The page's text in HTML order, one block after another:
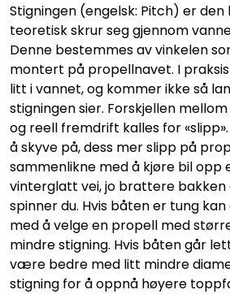
Stigningen (engelsk: Pitch) er
teoretisk skrur seg gjennom
Denne bestemmes av vinkelen
montert på propellnavet. I
litt i vannet, og kommer ikke så
stigningen sier. Forskjellen
og reell fremdrift kalles for
å skyve på, dess mer slipp på
sammenlikne med å kjøre bil
vinterglatt vei, jo brattere bakken
spinner du. Hvis båten er tung
med å velge en propell med
mindre stigning. Hvis båten går
være bedre med litt mindre
stigning for å oppnå høyere